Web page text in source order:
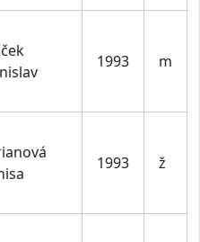
1993 m
1993 ž